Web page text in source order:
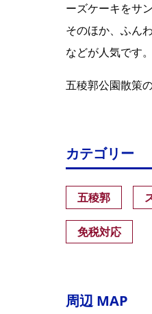
ーズケーキをサ
そのほか、ふん
などが人気です。
五稜郭公園散策
カテゴリー
五稜郭
免税対応
周辺 MAP